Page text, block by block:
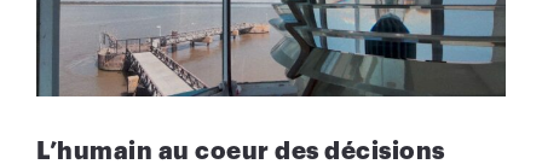
L’humain au coeur des décisions